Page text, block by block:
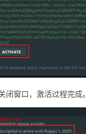
闭窗口，激活过程完成。